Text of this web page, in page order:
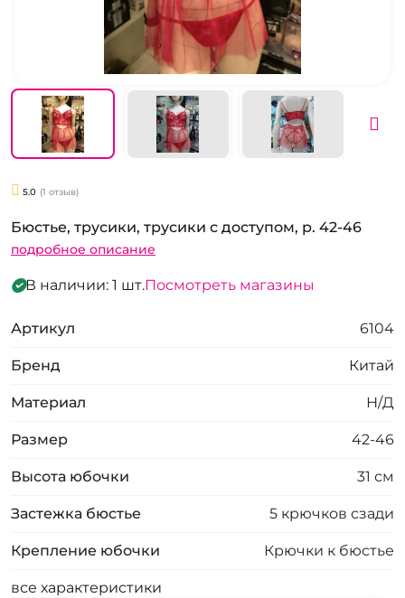
5.0 (1 отзыв)
Бюстье, трусики, трусики с доступом, р. 42-46
подробное описание
В наличии: 1 шт.Посмотреть магазины
Артикул 6104
Бренд Китай
Материал Н/Д
Размер 42-46
Высота юбочки 31 см
Застежка бюстье 5 крючков сзади
Крепление юбочки Крючки к бюстье
все характеристики